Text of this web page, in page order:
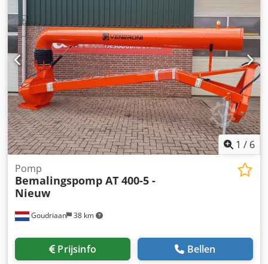
1 / 6
Goudriaan 38 km
Pomp
Bemalingspomp AT 400-5 -
Nieuw
Prijsinfo Bellen